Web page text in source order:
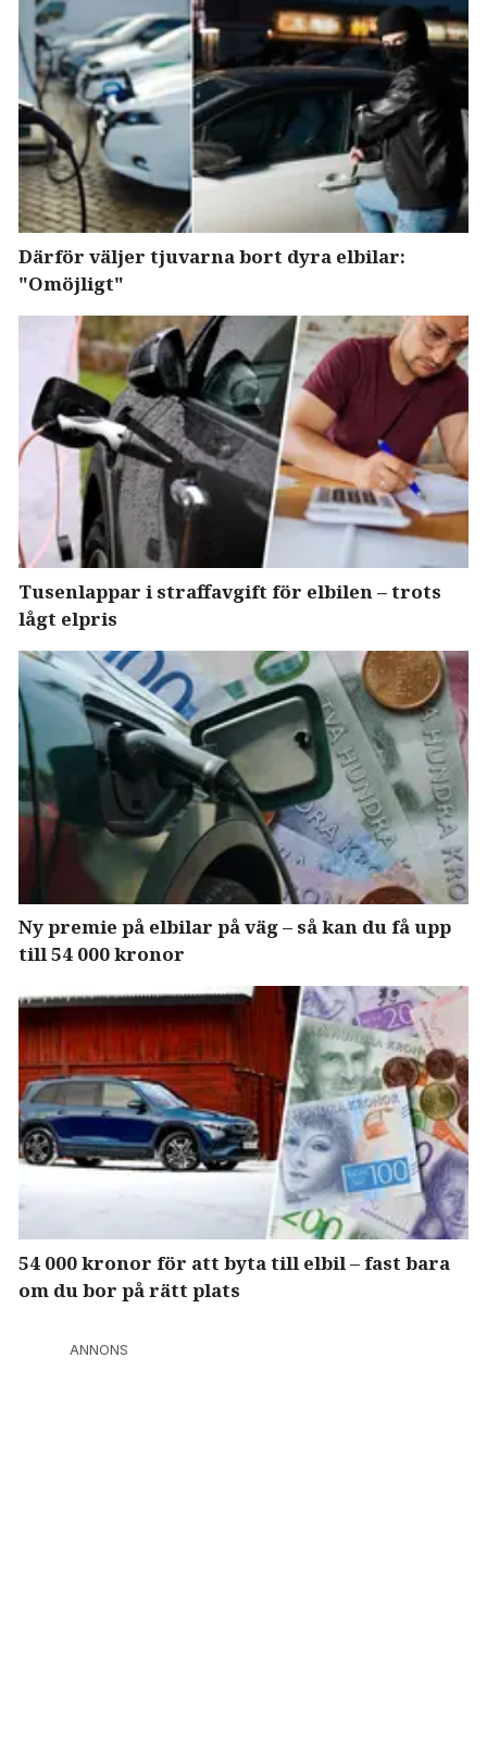
Därför väljer tjuvarna bort dyra elbilar:
"Omöjligt"
Tusenlappar i straffavgift för elbilen – trots
lågt elpris
Ny premie på elbilar på väg – så kan du få upp
till 54 000 kronor
54 000 kronor för att byta till elbil – fast bara
om du bor på rätt plats
ANNONS